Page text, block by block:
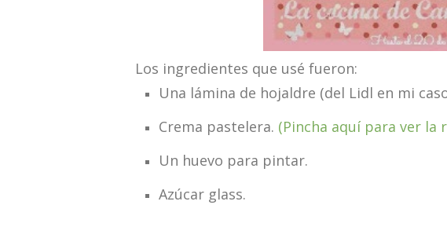
Los ingredientes que usé fueron:
Una lámina de hojaldre (del Lidl en mi
Crema pastelera. (Pincha aquí para ver la
Un huevo para pintar.
Azúcar glass.